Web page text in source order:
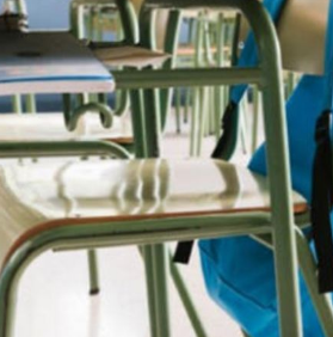
Virtual De Un Menor De 13 Años
Encabezan Las Principales Causas De
De La Cultura En Mascota Con Nuevo
De Los Archivos Municipales En
Su Combate Al CJNG Con Nuevos
Colmenares Márquez, Desaparecido
Aclarar Sustento Legal De Las Descargas
Una Emergencia Ambiental Por Incendios
Estadio De Tritones Vallarta; Será
Taxis En Puerto Vallarta, ¿para Quiénes